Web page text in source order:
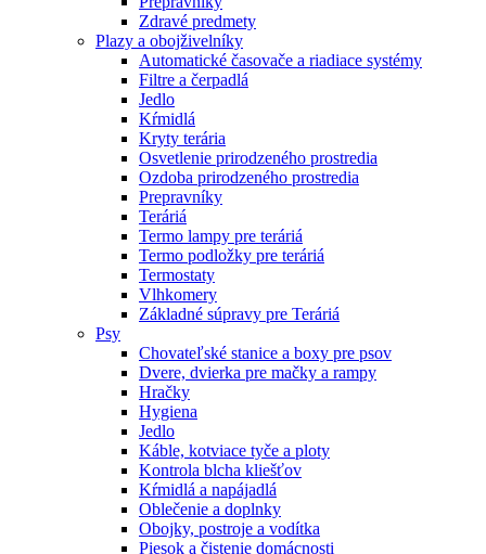
Zdravé predmety
Plazy a obojživelníky
Automatické časovače a riadiace systémy
Filtre a čerpadlá
Jedlo
Kŕmidlá
Kryty terária
Osvetlenie prirodzeného prostredia
Ozdoba prirodzeného prostredia
Prepravníky
Teráriá
Termo lampy pre teráriá
Termo podložky pre teráriá
Termostaty
Vlhkomery
Základné súpravy pre Teráriá
Psy
Chovateľské stanice a boxy pre psov
Dvere, dvierka pre mačky a rampy
Hračky
Hygiena
Jedlo
Káble, kotviace tyče a ploty
Kontrola blcha kliešťov
Kŕmidlá a napájadlá
Oblečenie a doplnky
Obojky, postroje a vodítka
Piesok a čistenie domácnosti